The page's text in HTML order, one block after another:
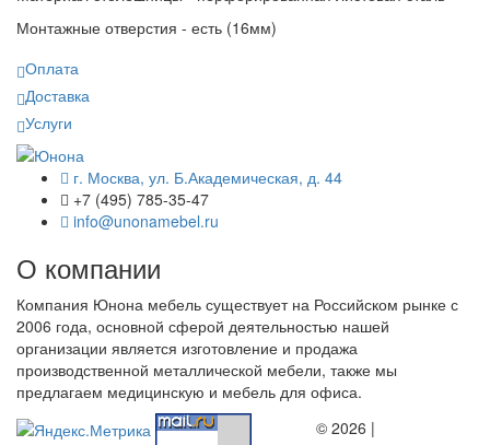
Монтажные отверстия - есть (16мм)
Оплата
Доставка
Услуги
г. Москва, ул. Б.Академическая, д. 44
+7 (495) 785-35-47
info@unonamebel.ru
О компании
Компания Юнона мебель существует на Российском рынке с
2006 года, основной сферой деятельностью нашей
организации является изготовление и продажа
производственной металлической мебели, также мы
предлагаем медицинскую и мебель для офиса.
© 2026 |